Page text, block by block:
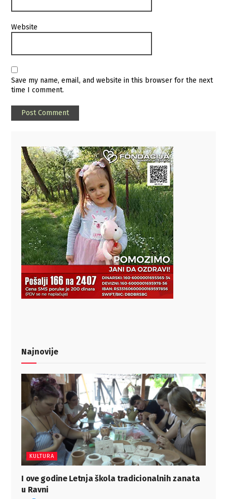
Website
Save my name, email, and website in this browser for the next
time I comment.
Najnovije
KULTURA
I ove godine Letnja škola tradicionalnih zanata
u Ravni